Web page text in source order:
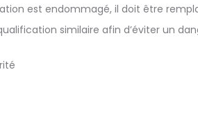
est endommagé, il doit être
similaire afin d’éviter un